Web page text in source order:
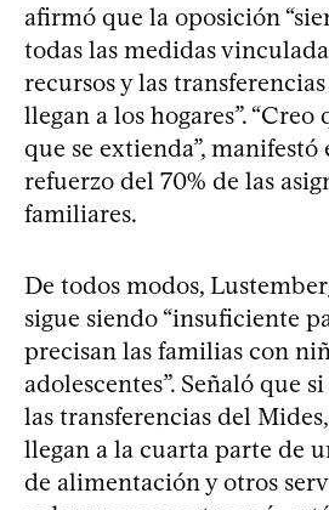
afirmó que la oposición
todas las medidas
recursos y las
llegan a los hogares”.
que se extienda”,
refuerzo del 70% de las
familiares.
De todos modos,
sigue siendo “insuficiente
precisan las familias con
adolescentes”. Señaló que
las transferencias del
llegan a la cuarta parte de
de alimentación y otros